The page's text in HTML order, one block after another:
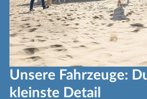
Unsere Fahrzeuge:
kleinste Detail